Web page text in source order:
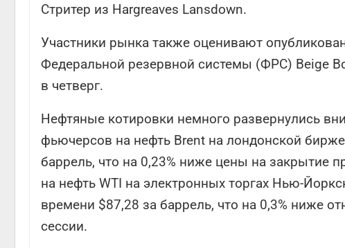
Стритер из Hargreaves Lansdown.
Участники рынка также оценивают
Федеральной резервной системы (ФРС) Beige
в четверг.
Нефтяные котировки немного развернулись
фьючерсов на нефть Brent на лондонской
баррель, что на 0,23% ниже цены на закрытие
на нефть WTI на электронных торгах Нью-
времени $87,28 за баррель, что на 0,3% ниже
сессии.